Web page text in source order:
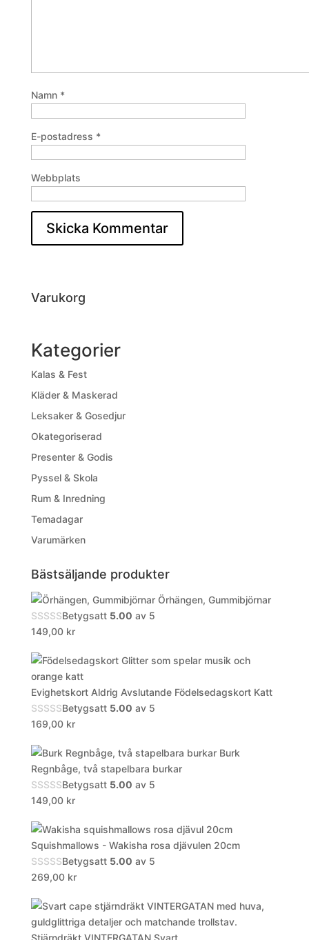
Namn *
E-postadress *
Webbplats
Varukorg
Kategorier
Kalas & Fest
Kläder & Maskerad
Leksaker & Gosedjur
Okategoriserad
Presenter & Godis
Pyssel & Skola
Rum & Inredning
Temadagar
Varumärken
Bästsäljande produkter
Örhängen, Gummibjörnar
Betygsatt 5.00 av 5
149,00 kr
Evighetskort Aldrig Avslutande Födelsedagskort Katt
Betygsatt 5.00 av 5
169,00 kr
Burk
Regnbåge, två stapelbara burkar
Betygsatt 5.00 av 5
149,00 kr
Squishmallows - Wakisha rosa djävulen 20cm
Betygsatt 5.00 av 5
269,00 kr
Stjärndräkt VINTERGATAN Svart